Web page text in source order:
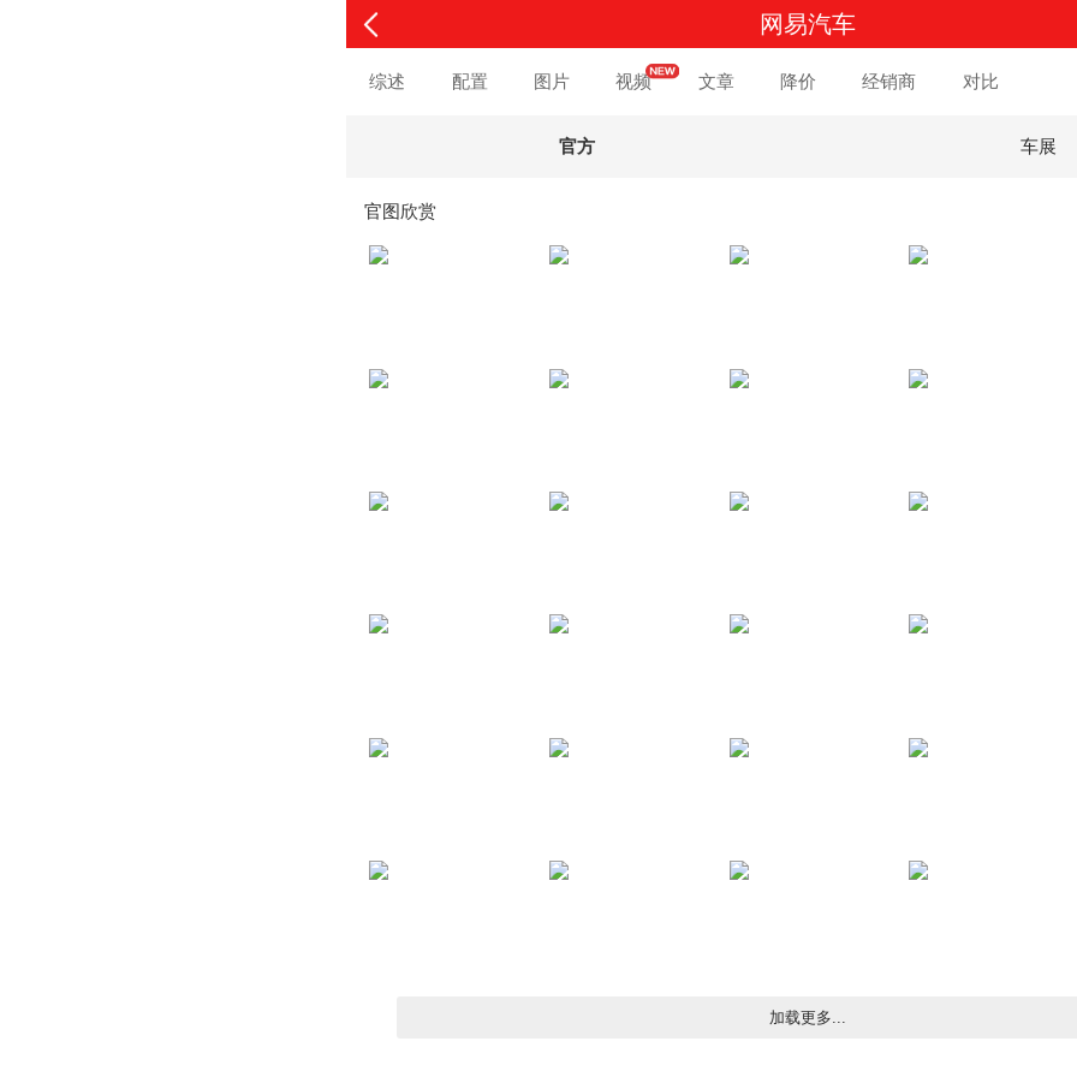
网易汽车
综述 配置 图片 视频 文章 降价 经销商 对比
官方 车展
官图欣赏
加载更多...